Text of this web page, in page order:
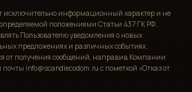
информационный характер и не
положениями Статьи 437 ГК РФ.
Пользователю уведомления о новых
предложениях и различных событиях.
от получения сообщений, направив Компании
info@scandiecodom.ru с пометкой «Отказ от